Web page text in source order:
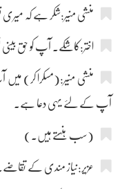
منشی منیر:شکر ہے کہ
اختر:کاشکے۔ آپ کو حق
منشی منیر:(مسکرا کر)
آپ کے لئے یہی دعا ہے۔
(سب ہنستے ہیں۔)
عزیر:نیاز مندی کے